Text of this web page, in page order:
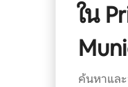
ใน
ค้นหาและ